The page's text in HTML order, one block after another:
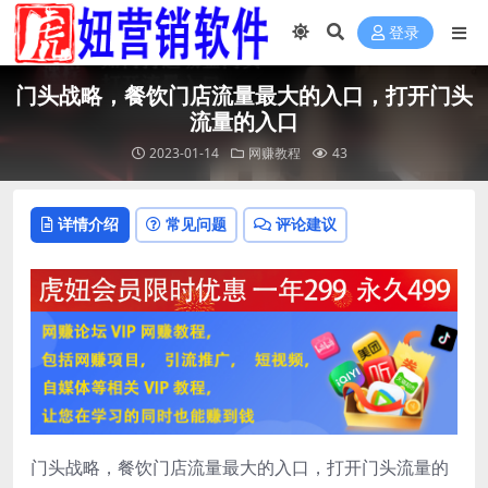
登录
门头‬战略，餐‮门饮‬店‮量流‬最‮的大‬入口，打开门头
流量的入口
2023-01-14 网赚教程 43
详情介绍 常见问题 评论建议
门头‬战略，餐‮门饮‬店‮量流‬最‮的大‬入口，打开门头流量的